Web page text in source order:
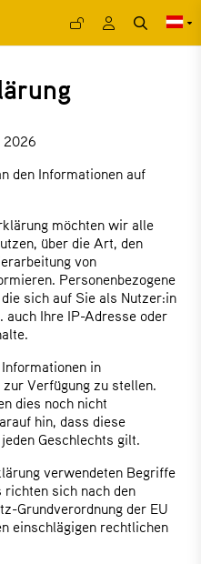
2026
den Informationen auf
möchten wir alle
über die Art, den
von
Personenbezogene
sich auf Sie als Nutzer:in
auch Ihre IP-Adresse oder
in
Verfügung zu stellen.
dies noch nicht
hin, dass diese
Geschlechts gilt.
verwendeten Begriffe
richten sich nach den
Grundverordnung der EU
einschlägigen rechtlichen